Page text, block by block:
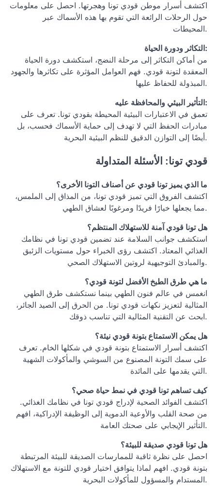
اكتشف أسرار موطن قودي تونا وهجرتها. احصل على معلومات
حول الرحلات الرائعة التي تقوم بها هذه الأسماك عبر
المحيطات.
التكاثر ودورة الحياة:
من أماكن التكاثر إلى مرحلة النضج، استكشف دورة الحياة
المعقدة لتونة قودي. فهم العوامل المؤثرة على تكاثرها والجهود
المبذولة للحفاظ عليها.
التأثير البيئي والمحافظة عليه:
تعمق في الاعتبارات البيئية المحيطة بقودي تونا. تعرف على
مبادرات الحفظ التي لا تهدف إلى حماية الأسماك فحسب، بل
أيضًا إلى التوازن الدقيق للنظم البيئية البحرية.
قودي تونا: الأسئلة المتداولة
ما الذي يميز تونا قودي عن أصناف التونا الأخرى؟
اكتشف الفروق التي تميز قودي تونا، من المذاق إلى الملمس،
مما يجعلها خيارًا فريدًا ومرغوبًا لعشاق الطهي.
هل تونا قودي آمنة للاستهلاك المنتظم؟
استكشف جوانب السلامة عند تضمين قودي تونا في نظامك
الغذائي المعتاد. اكتشف رؤى الخبراء حول مستويات الزئبق
والمبادئ التوجيهية لروتين الاستهلاك الصحي.
ما هي طرق الطبخ الأفضل لتونة قودي؟
انغمس في عالم فنون الطهي بينما نستكشف طرق الطهي
المثالية لتعزيز نكهات قودي تونا. من الحرق إلى الصيد الجائر،
ابحث عن التقنية المثالية التي تناسب ذوقك.
هل يمكن الاستمتاع بتونة قودي نيئة؟
اكتشف أسرار الاستمتاع بتونة قودي في شكلها الخام. تعرف
على سمك التونة المصنوع من السوشي والمأكولات الشهية
التي يقدمها على المائدة.
كيف تساهم تونا قودي في نمط حياة صحي؟
اكتشف الفوائد الصحية لإدراج قودي تونا في نظامك الغذائي.
من صحة القلب والأوعية الدموية إلى الوظيفة الإدراكية، افهم
التأثير الإيجابي على صحتك العامة.
هل تونا قودي صديقة للبيئة؟
احصل على نظرة ثاقبة للممارسات الصديقة للبيئة المرتبطة
بتونة قودي. افهم لماذا يتوافق اختيار قودي للتونة مع الاستهلاك
المستدام والمسؤول للمأكولات البحرية.